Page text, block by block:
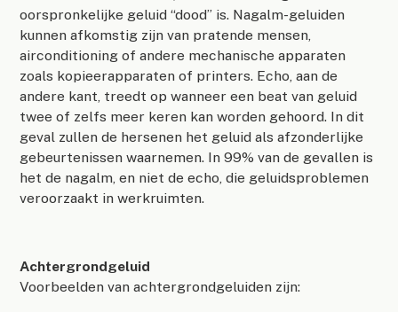
oorspronkelijke geluid “dood” is. Nagalm-geluiden
kunnen afkomstig zijn van pratende mensen,
airconditioning of andere mechanische apparaten
zoals kopieerapparaten of printers. Echo, aan de
andere kant, treedt op wanneer een beat van geluid
twee of zelfs meer keren kan worden gehoord. In dit
geval zullen de hersenen het geluid als afzonderlijke
gebeurtenissen waarnemen. In 99% van de gevallen is
het de nagalm, en niet de echo, die geluidsproblemen
veroorzaakt in werkruimten.
Achtergrondgeluid
Voorbeelden van achtergrondgeluiden zijn: